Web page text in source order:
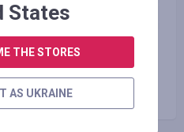
чистого
від нього
States
THE STORES
AS UKRAINE